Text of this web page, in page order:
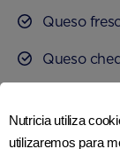
Queso
Queso
Nutricia utiliza
utilizaremos para